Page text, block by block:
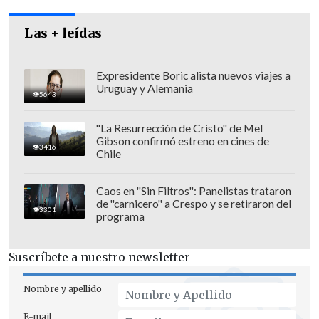
En el ámbito Música Popular–Rock
fueron seleccionados los trabajos
"Chancho 6", de Chancho en Piedra, un
registro en vivo del recital grabado el 6
de diciembre de 2003 en el Estadio Víctor
de Saiko y "Procésalo todo", de Sinergia.
En la ceremonia efectuada en el Museo
de Artes Visuales, el Comité Organizador
del premio que lleva el nombre de la
principal obra de Vicente Huidobro
Las + leídas
5643
Expresidente Boric alista nuevos viajes a
Uruguay y Alemania
3416
"La Resurrección de Cristo" de Mel
Gibson confirmó estreno en cines de
Chile
3301
Caos en "Sin Filtros": Panelistas trataron
de "carnicero" a Crespo y se retiraron del
programa
Suscríbete a nuestro newsletter
Nombre y apellido
E-mail